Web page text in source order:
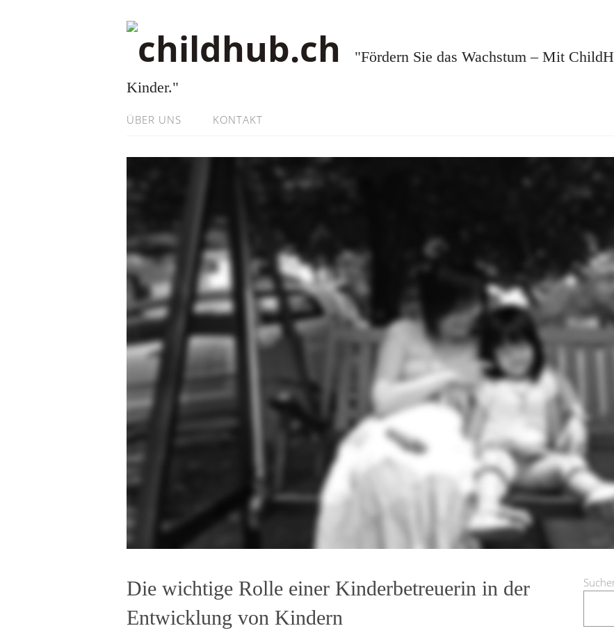
"Fördern Sie das Wachstum – Mit
Kinder."
ÜBER UNS KONTAKT
Die wichtige Rolle einer Kinderbetreuerin in der
Entwicklung von Kindern